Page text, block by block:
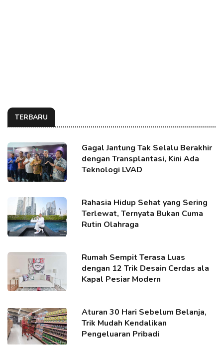
TERBARU
Gagal Jantung Tak Selalu Berakhir
dengan Transplantasi, Kini Ada
Teknologi LVAD
Rahasia Hidup Sehat yang Sering
Terlewat, Ternyata Bukan Cuma
Rutin Olahraga
Rumah Sempit Terasa Luas
dengan 12 Trik Desain Cerdas ala
Kapal Pesiar Modern
Aturan 30 Hari Sebelum Belanja,
Trik Mudah Kendalikan
Pengeluaran Pribadi